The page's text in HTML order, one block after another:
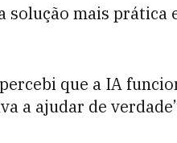
solução mais prática
que a IA
a ajudar de